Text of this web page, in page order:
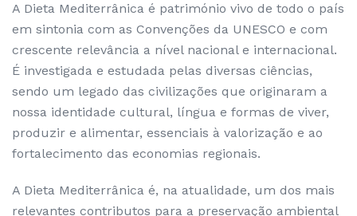
A Dieta Mediterrânica é património vivo de todo o país
em sintonia com as Convenções da UNESCO e com
crescente relevância a nível nacional e internacional.
É investigada e estudada pelas diversas ciências,
sendo um legado das civilizações que originaram a
nossa identidade cultural, língua e formas de viver,
produzir e alimentar, essenciais à valorização e ao
fortalecimento das economias regionais.
A Dieta Mediterrânica é, na atualidade, um dos mais
relevantes contributos para a preservação ambiental